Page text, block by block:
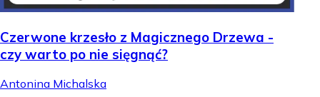
Czerwone krzesło z Magicznego Drzewa -
czy warto po nie sięgnąć?
Antonina Michalska